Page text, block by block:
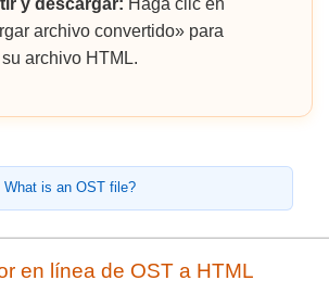
y descargar: Haga clic en
archivo convertido» para
archivo HTML.
What is an OST file?
en línea de OST a HTML